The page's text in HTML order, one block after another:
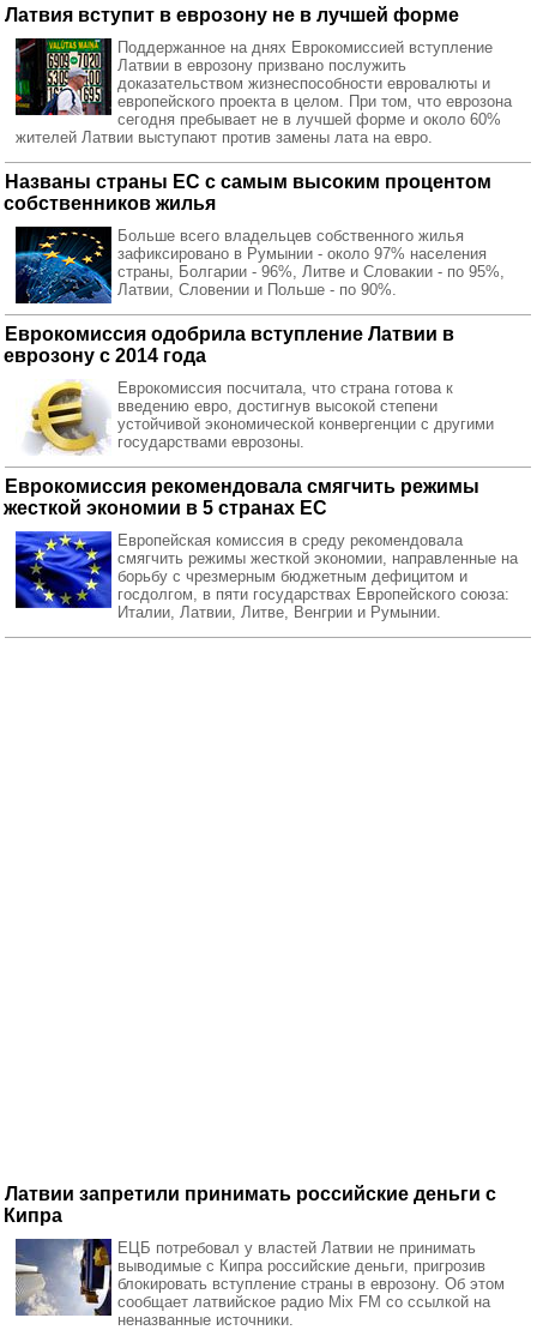
Латвия вступит в еврозону не в лучшей форме
Поддержанное на днях Еврокомиссией вступление
Латвии в еврозону призвано послужить
доказательством жизнеспособности евровалюты и
европейского проекта в целом. При том, что еврозона
сегодня пребывает не в лучшей форме и около 60%
жителей Латвии выступают против замены лата на евро.
Названы страны ЕС с самым высоким процентом
собственников жилья
Больше всего владельцев собственного жилья
зафиксировано в Румынии - около 97% населения
страны, Болгарии - 96%, Литве и Словакии - по 95%,
Латвии, Словении и Польше - по 90%.
Еврокомиссия одобрила вступление Латвии в
еврозону с 2014 года
Еврокомиссия посчитала, что страна готова к
введению евро, достигнув высокой степени
устойчивой экономической конвергенции с другими
государствами еврозоны.
Еврокомиссия рекомендовала смягчить режимы
жесткой экономии в 5 странах ЕС
Европейская комиссия в среду рекомендовала
смягчить режимы жесткой экономии, направленные на
борьбу с чрезмерным бюджетным дефицитом и
госдолгом, в пяти государствах Европейского союза:
Италии, Латвии, Литве, Венгрии и Румынии.
Латвии запретили принимать российские деньги с
Кипра
ЕЦБ потребовал у властей Латвии не принимать
выводимые с Кипра российские деньги, пригрозив
блокировать вступление страны в еврозону. Об этом
сообщает латвийское радио Mix FM со ссылкой на
неназванные источники.